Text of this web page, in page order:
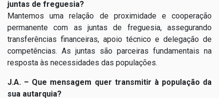
juntas de freguesia?
Mantemos uma relação de proximidade e cooperação
permanente com as juntas de freguesia, assegurando
transferências financeiras, apoio técnico e delegação de
competências. As juntas são parceiras fundamentais na
resposta às necessidades das populações.
J.A. – Que mensagem quer transmitir à população da
sua autarquia?